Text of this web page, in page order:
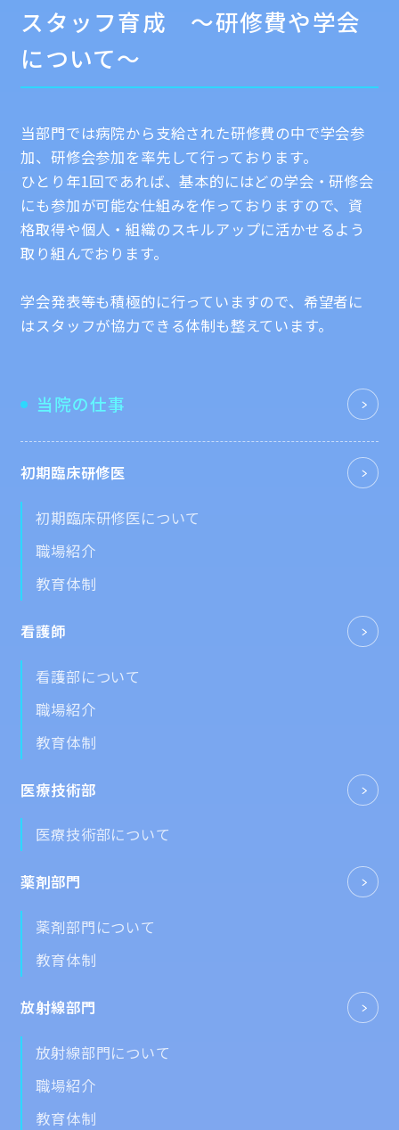
スタッフ育成 ～研修費や学会
について～
当部門では病院から支給された研修費の中で学会参
加、研修会参加を率先して行っております。
ひとり年1回であれば、基本的にはどの学会・研修会
にも参加が可能な仕組みを作っておりますので、資
格取得や個人・組織のスキルアップに活かせるよう
取り組んでおります。
学会発表等も積極的に行っていますので、希望者に
はスタッフが協力できる体制も整えています。
当院の仕事
初期臨床研修医
初期臨床研修医について
職場紹介
教育体制
看護師
看護部について
職場紹介
教育体制
医療技術部
医療技術部について
薬剤部門
薬剤部門について
教育体制
放射線部門
放射線部門について
職場紹介
教育体制